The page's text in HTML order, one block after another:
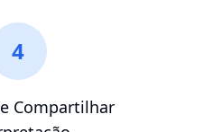
4
Compartilhar